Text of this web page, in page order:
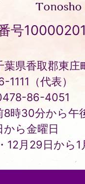
号
県香取郡東庄
（代表）
86-4051
8時30分から午
から金曜日
12月29日から